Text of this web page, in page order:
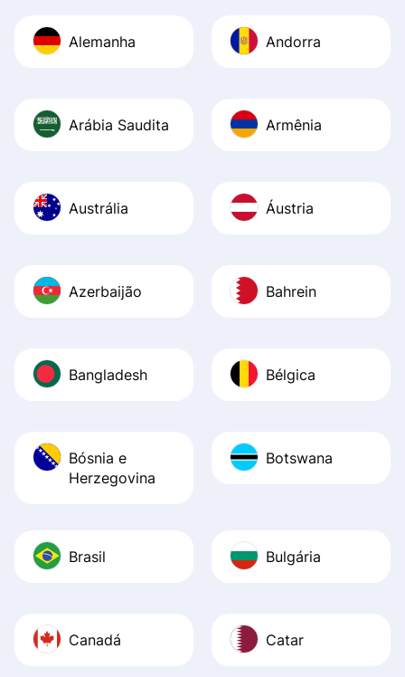
Alemanha Andorra
Arábia Saudita Armênia
Austrália Áustria
Azerbaijão Bahrein
Bangladesh Bélgica
Bósnia e
Herzegovina
Botswana
Brasil Bulgária
Canadá Catar